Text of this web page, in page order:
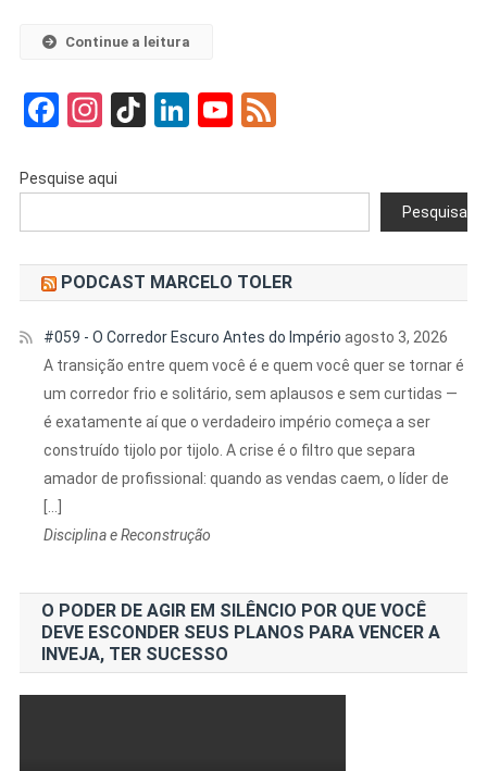
Continue a leitura
Facebook
Instagram
TikTokLinkedIn
YouTube
Pesquise aqui
Pesquisar
PODCAST MARCELO TOLER
#059 - O Corredor Escuro Antes do Império agosto 3, 2026
A transição entre quem você é e quem você quer se tornar é
um corredor frio e solitário, sem aplausos e sem curtidas —
é exatamente aí que o verdadeiro império começa a ser
construído tijolo por tijolo. A crise é o filtro que separa
amador de profissional: quando as vendas caem, o líder de
[…]
Disciplina e Reconstrução
O PODER DE AGIR EM SILÊNCIO POR QUE VOCÊ
DEVE ESCONDER SEUS PLANOS PARA VENCER A
INVEJA, TER SUCESSO